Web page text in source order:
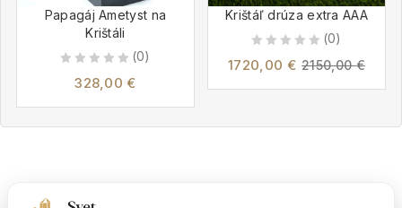
Papagáj Ametyst na
Krištáli
(0)
328,00 €
Krištáľ drúza extra AAA
(0)
1720,00 € 2150,00€